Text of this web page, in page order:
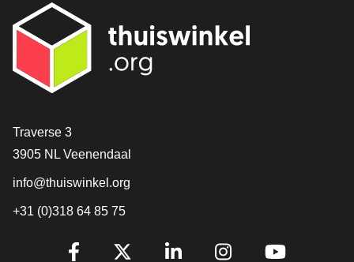
[_General:Contact]
Traverse 3
3905 NL Veenendaal
info@thuiswinkel.org
+31 (0)318 64 85 75
[_General:SocialMediaTitle]